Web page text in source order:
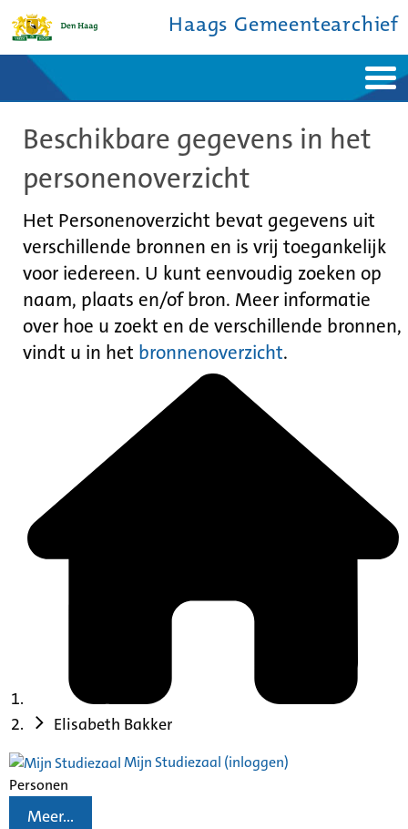
Haags Gemeentearchief
Ontdek de stad
De studiezaal
Bronnen en collecties
Contact
Beschikbare gegevens in het
personenoverzicht
Het Personenoverzicht bevat gegevens uit
verschillende bronnen en is vrij toegankelijk
voor iedereen. U kunt eenvoudig zoeken op
naam, plaats en/of bron. Meer informatie
over hoe u zoekt en de verschillende bronnen,
vindt u in het bronnenoverzicht.
Elisabeth Bakker
Mijn Studiezaal (inloggen)
Personen
Meer...